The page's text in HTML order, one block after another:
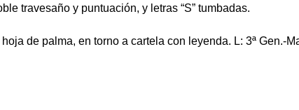
travesaño y puntuación, y letras “S” tumbadas.
de palma, en torno a cartela con leyenda. L: 3ª Gen.-